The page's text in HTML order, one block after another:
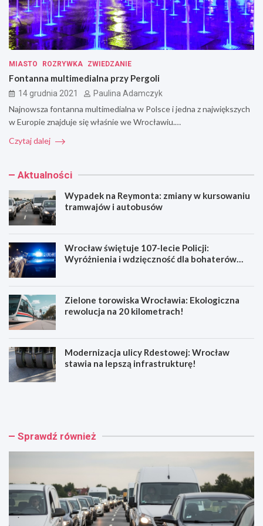
MIASTO ROZRYWKA ZWIEDZANIE
Fontanna multimedialna przy Pergoli
14 grudnia 2021 Paulina Adamczyk
Najnowsza fontanna multimedialna w Polsce i jedna z największych
w Europie znajduje się właśnie we Wrocławiu.…
Czytaj dalej
Aktualności
Wypadek na Reymonta: zmiany w kursowaniu
tramwajów i autobusów
Wrocław świętuje 107-lecie Policji:
Wyróżnienia i wdzięczność dla bohaterów
Zielone torowiska Wrocławia: Ekologiczna
rewolucja na 20 kilometrach!
Modernizacja ulicy Rdestowej: Wrocław
stawia na lepszą infrastrukturę!
W
e
R
e
y
m
W
a
i
ę
t
u
Sprawdź również